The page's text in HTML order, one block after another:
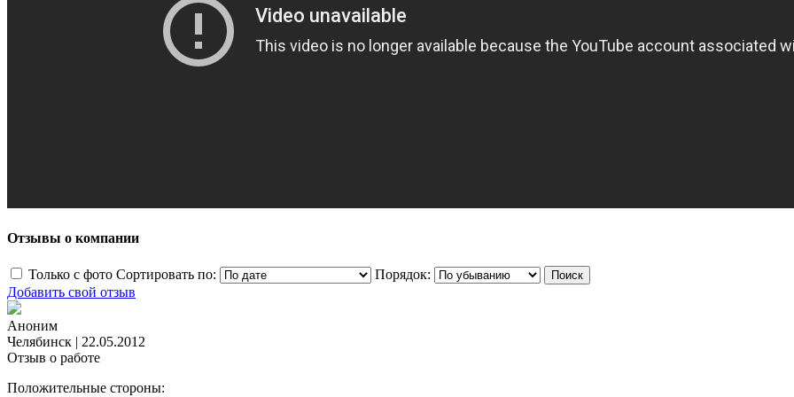
Отзывы о компании
Только с фото Сортировать по:
Порядок:
Добавить свой отзыв
Аноним
Челябинск | 22.05.2012
Отзыв о работе
Положительные стороны: